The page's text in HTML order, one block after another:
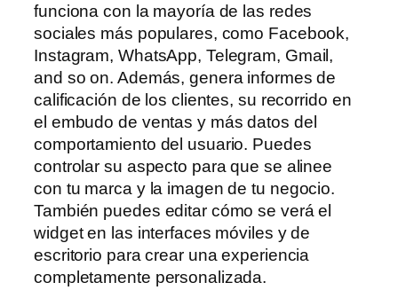
funciona con la mayoría de las redes
sociales más populares, como Facebook,
Instagram, WhatsApp, Telegram, Gmail,
and so on. Además, genera informes de
calificación de los clientes, su recorrido en
el embudo de ventas y más datos del
comportamiento del usuario. Puedes
controlar su aspecto para que se alinee
con tu marca y la imagen de tu negocio.
También puedes editar cómo se verá el
widget en las interfaces móviles y de
escritorio para crear una experiencia
completamente personalizada.